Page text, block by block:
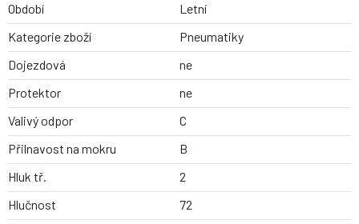
Období
Letní
Kategorie zboží
Pneumatiky
Dojezdová
ne
Protektor
ne
Valivý odpor
C
Přilnavost na mokru
B
Hluk tř.
2
Hlučnost
72